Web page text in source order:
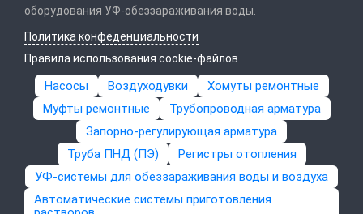
оборудования УФ-обеззараживания воды.
Политика конфеденциальности
Правила использования cookie-файлов
Насосы Воздуходувки
Хомуты ремонтные
Муфты ремонтные
Трубопроводная арматура
Запорно-регулирующая арматура
Труба ПНД (ПЭ)
Регистры отопления
УФ-системы для обеззараживания воды и воздуха
Автоматические системы приготовления